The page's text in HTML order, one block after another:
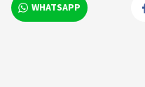
WHATSAPP